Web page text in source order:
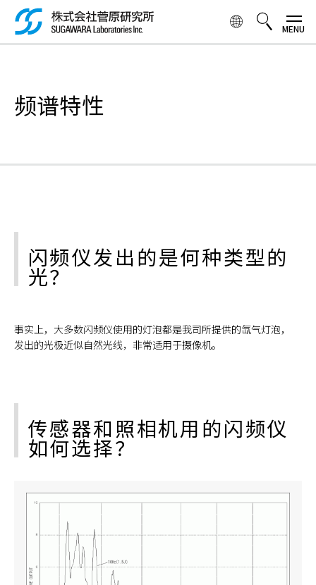
跳
转
频谱特性
闪频仪发出的是何种类型的
光？
事实上，大多数闪频仪使用的灯泡都是我司所提供的氙气灯泡，
发出的光极近似自然光线，非常适用于摄像机。
传感器和照相机用的闪频仪
如何选择？